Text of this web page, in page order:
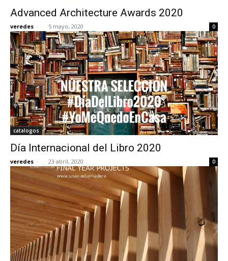
Advanced Architecture Awards 2020
veredes - 5 mayo, 2020 0
catalogos
Día Internacional del Libro 2020
veredes - 23 abril, 2020 0